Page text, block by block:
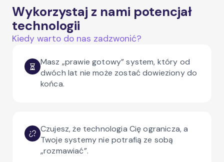
Wykorzystaj z nami potencjał
technologii
Kiedy warto do nas zadzwonić?
Masz „prawie gotowy” system, który od
dwóch lat nie może zostać dowieziony do
końca.
Czujesz, że technologia Cię ogranicza, a
Twoje systemy nie potrafią ze sobą
„rozmawiać”.